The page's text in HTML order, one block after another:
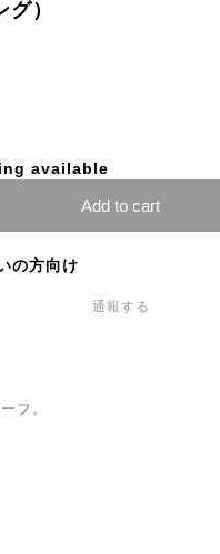
）
available
Add to cart
の方向け
通報する
フ。